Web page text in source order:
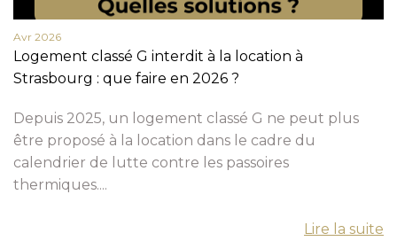
Avr 2026
Logement classé G interdit à la location à
Strasbourg : que faire en 2026 ?
Depuis 2025, un logement classé G ne peut plus
être proposé à la location dans le cadre du
calendrier de lutte contre les passoires
thermiques....
Lire la suite